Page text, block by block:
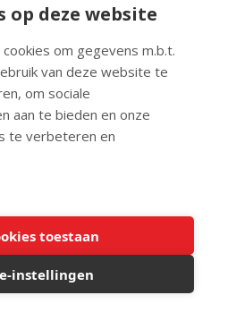
op deze website
om gegevens m.b.t.
van deze website te
om sociale
aan te bieden en onze
te verbeteren en
toestaan
instellingen
voorbehouden. Op alle artikelen rust
naarcontact@maurice.nl.